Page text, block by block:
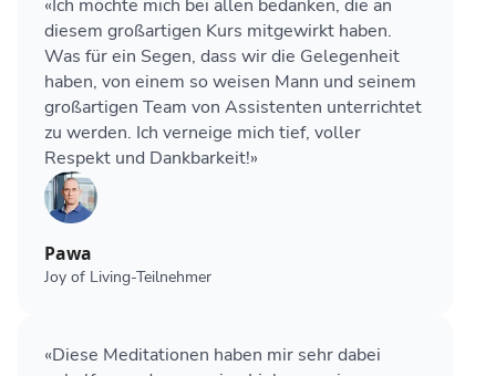
«Ich möchte mich bei allen bedanken, die an
diesem großartigen Kurs mitgewirkt haben.
Was für ein Segen, dass wir die Gelegenheit
haben, von einem so weisen Mann und seinem
großartigen Team von Assistenten unterrichtet
zu werden. Ich verneige mich tief, voller
Respekt und Dankbarkeit!»
Pawa
Joy of Living-Teilnehmer
«Diese Meditationen haben mir sehr dabei